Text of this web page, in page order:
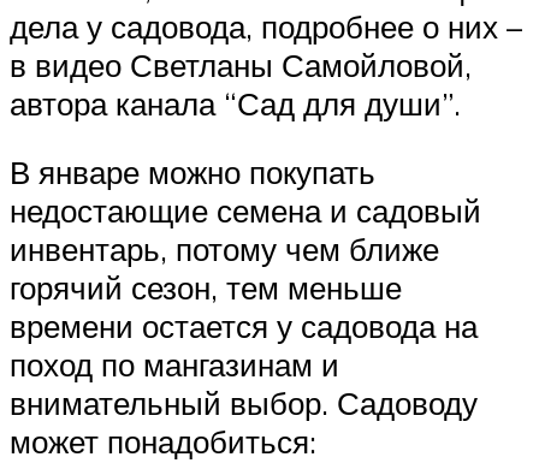
дела у садовода, подробнее о них –
в видео Светланы Самойловой,
автора канала “Сад для души”.
В январе можно покупать
недостающие семена и садовый
инвентарь, потому чем ближе
горячий сезон, тем меньше
времени остается у садовода на
поход по мангазинам и
внимательный выбор. Садоводу
может понадобиться: